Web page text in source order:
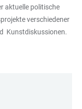
aktuelle politische
verschiedener
Kunstdiskussionen.